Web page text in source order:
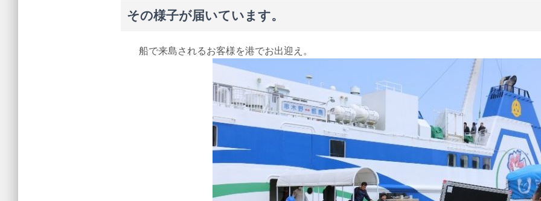
その様子が届いています。
船で来島されるお客様を港でお出迎え。